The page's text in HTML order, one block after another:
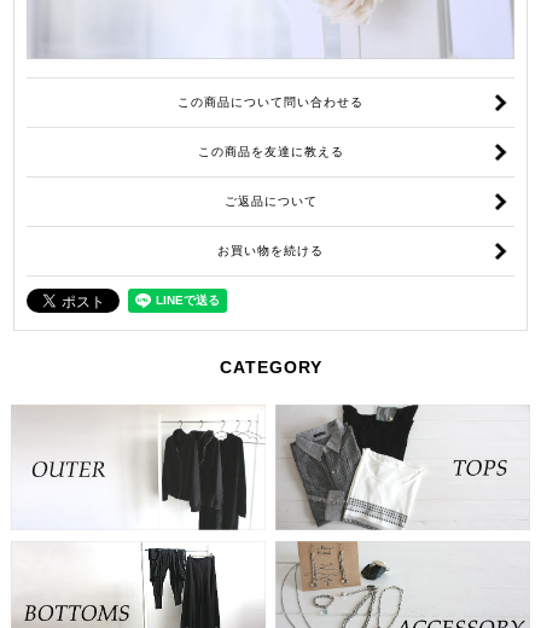
この商品について問い合わせる
この商品を友達に教える
ご返品について
お買い物を続ける
CATEGORY